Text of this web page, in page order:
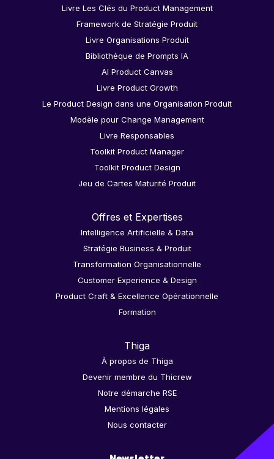
Livre Les Clés du Product Management
Framework de Stratégie Produit
Livre Organisations Produit
Bibliothèque de Prompts IA
AI Product Canvas
Livre Product Growth
Le Product Design dans une Organisation Produit
Modèle pour Change Management
Livre Responsables
Toolkit Product Manager
Toolkit Product Design
Jeu de Cartes Maturité Produit
Offres et Expertises
Intelligence Artificielle & Data
Stratégie Business & Produit
Transformation Organisationnelle
Customer Experience & Design
Product Craft & Excellence Opérationnelle
Formation
Thiga
À propos de Thiga
Devenir membre du Thicrew
Notre démarche RSE
Mentions légales
Nous contacter